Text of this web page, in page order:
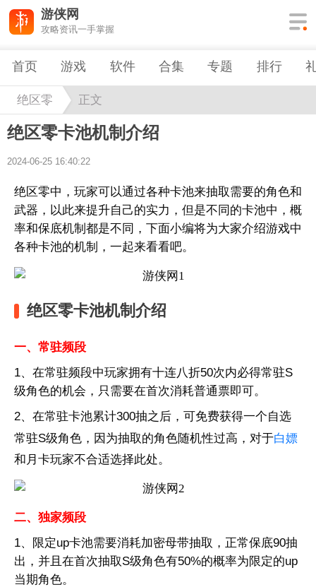
游侠网
攻略资讯一手掌握
首页 游戏 软件 合集 专题 排行
绝区零 正文
绝区零卡池机制介绍
2024-06-25 16:40:22
绝区零中，玩家可以通过各种卡池来抽取需要的角色和
武器，以此来提升自己的实力，但是不同的卡池中，概
率和保底机制都是不同，下面小编将为大家介绍游戏中
各种卡池的机制，一起来看看吧。
绝区零卡池机制介绍
一、常驻频段
1、在常驻频段中玩家拥有十连八折50次内必得常驻S
级角色的机会，只需要在首次消耗普通票即可。
2、在常驻卡池累计300抽之后，可免费获得一个自选
常驻S级角色，因为抽取的角色随机性过高，对于白嫖
和月卡玩家不合适选择此处。
二、独家频段
1、限定up卡池需要消耗加密母带抽取，正常保底90抽
出，并且在首次抽取S级角色有50%的概率为限定的up
当期角色。